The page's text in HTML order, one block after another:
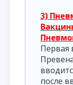
3)
Первая
после